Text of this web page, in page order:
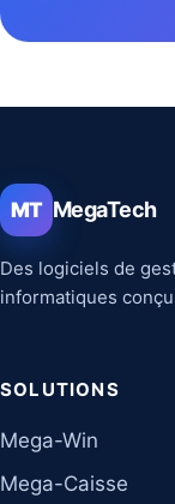
MT MegaTech
Des logiciels de
informatiques
SOLUTIONS
Mega-Win
Mega-Caisse